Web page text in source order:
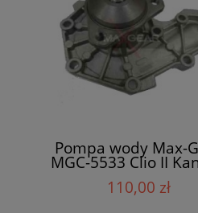
Pompa wody Max-
MGC-5533 Clio II
Megane I Laguna I
110,00 zł